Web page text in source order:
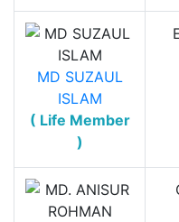
MD SUZAUL
ISLAM
( Life Member
)